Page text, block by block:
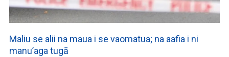
Maliu se alii na maua i se vaomatua; na aafia i ni
manu’aga tugā